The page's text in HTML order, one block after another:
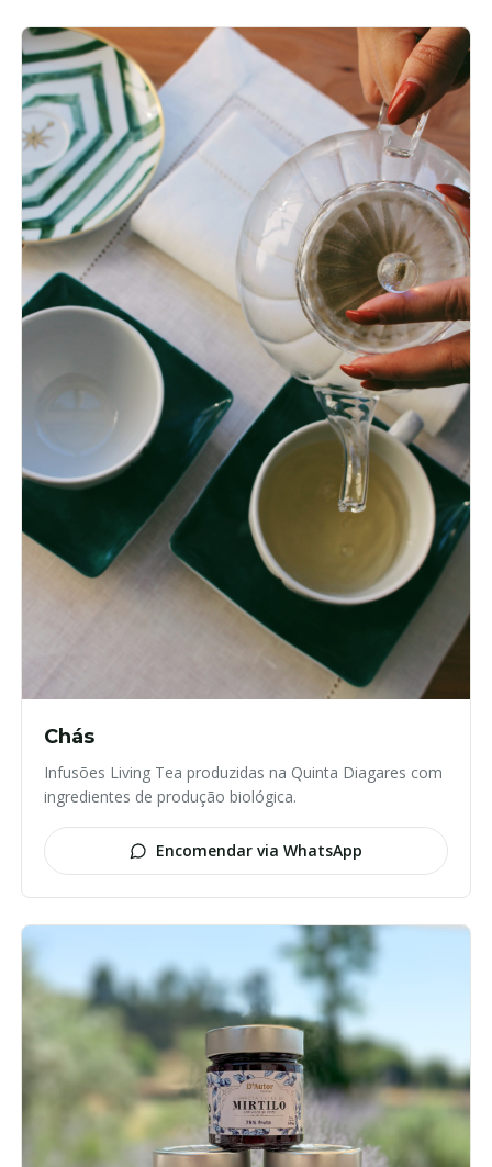
Chás
Infusões Living Tea produzidas na Quinta Diagares com
ingredientes de produção biológica.
Encomendar via WhatsApp